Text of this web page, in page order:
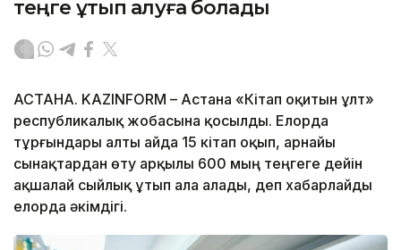
теңге ұтып алуға болады
АСТАНА. KAZINFORM – Астана «Кітап оқитын ұлт»
республикалық жобасына қосылды. Елорда
тұрғындары алты айда 15 кітап оқып, арнайы
сынақтардан өту арқылы 600 мың теңгеге дейін
ақшалай сыйлық ұтып ала алады, деп хабарлайды
елорда әкімдігі.